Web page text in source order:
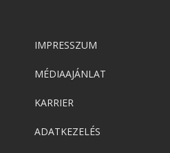
IMPRESSZUM
MÉDIAAJÁNLAT
KARRIER
ADATKEZELÉS